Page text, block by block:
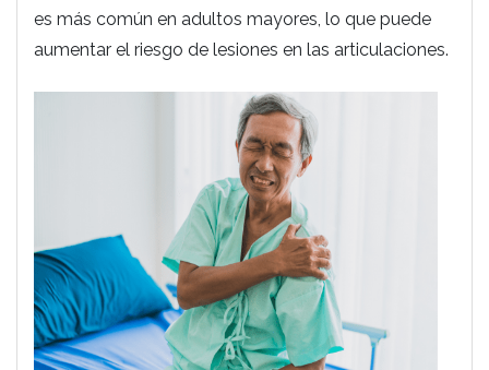
es más común en adultos mayores, lo que puede
aumentar el riesgo de lesiones en las articulaciones.